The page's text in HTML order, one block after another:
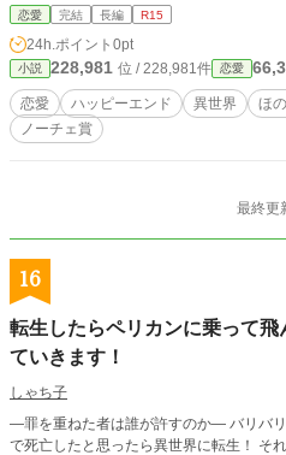
だ。だが、“運命”というのは拒絶していて
感情が観察に変わっていく。その中で、
接してくれる心温かな人間達と交流し、
を読み取るのが上手いと自認し、話し合
関わり方が下手。そんな下手くそな化け
かな日常を、嘘をついているからこそ、
また変わる時が訪れて………。ハッピーエ
恋愛 完結 長編 R15
24h.ポイント 0pt
小説 228,981 位 / 228,981件 恋愛
恋愛 ハッピーエンド 異世界 ほ
ノーチェ賞
最終更
16
転生したらペリカンに乗って
ていきます！
しゃち子
―罪を重ねた者は誰が許すのか― バリバリ会社員27才日和見すみれは現場事故
で死亡したと思ったら異世界に転生！ そ